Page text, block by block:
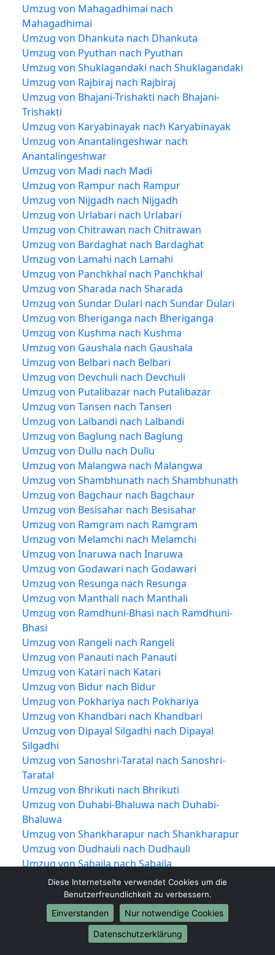
Umzug von Mahagadhimai nach
Mahagadhimai
Umzug von Dhankuta nach Dhankuta
Umzug von Pyuthan nach Pyuthan
Umzug von Shuklagandaki nach Shuklagandaki
Umzug von Rajbiraj nach Rajbiraj
Umzug von Bhajani-Trishakti nach Bhajani-
Trishakti
Umzug von Karyabinayak nach Karyabinayak
Umzug von Anantalingeshwar nach
Anantalingeshwar
Umzug von Madi nach Madi
Umzug von Rampur nach Rampur
Umzug von Nijgadh nach Nijgadh
Umzug von Urlabari nach Urlabari
Umzug von Chitrawan nach Chitrawan
Umzug von Bardaghat nach Bardaghat
Umzug von Lamahi nach Lamahi
Umzug von Panchkhal nach Panchkhal
Umzug von Sharada nach Sharada
Umzug von Sundar Dulari nach Sundar Dulari
Umzug von Bheriganga nach Bheriganga
Umzug von Kushma nach Kushma
Umzug von Gaushala nach Gaushala
Umzug von Belbari nach Belbari
Umzug von Devchuli nach Devchuli
Umzug von Putalibazar nach Putalibazar
Umzug von Tansen nach Tansen
Umzug von Lalbandi nach Lalbandi
Umzug von Baglung nach Baglung
Umzug von Dullu nach Dullu
Umzug von Malangwa nach Malangwa
Umzug von Shambhunath nach Shambhunath
Umzug von Bagchaur nach Bagchaur
Umzug von Besisahar nach Besisahar
Umzug von Ramgram nach Ramgram
Umzug von Melamchi nach Melamchi
Umzug von Inaruwa nach Inaruwa
Umzug von Godawari nach Godawari
Umzug von Resunga nach Resunga
Umzug von Manthali nach Manthali
Umzug von Ramdhuni-Bhasi nach Ramdhuni-
Bhasi
Umzug von Rangeli nach Rangeli
Umzug von Panauti nach Panauti
Umzug von Katari nach Katari
Umzug von Bidur nach Bidur
Umzug von Pokhariya nach Pokhariya
Umzug von Khandbari nach Khandbari
Umzug von Dipayal Silgadhi nach Dipayal
Silgadhi
Umzug von Sanoshri-Taratal nach Sanoshri-
Taratal
Umzug von Bhrikuti nach Bhrikuti
Umzug von Duhabi-Bhaluwa nach Duhabi-
Bhaluwa
Umzug von Shankharapur nach Shankharapur
Umzug von Dudhauli nach Dudhauli
Umzug von Sabaila nach Sabaila
Umzug von Banepa nach Banepa
Umzug von Phidim nach Phidim
Umzug von Chainpur nach Chainpur
Umzug von Dakshinkali nach Dakshinkali
Umzug von Waling nach Waling
Diese Internetseite verwendet Cookies um die
Benutzerfreundlichkeit zu verbessern.
Einverstanden
Nur notwendige Cookies
Datenschutzerklärung